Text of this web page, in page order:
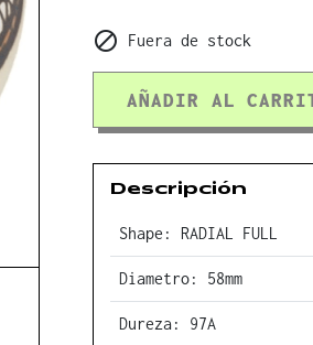
 Fuera de stock
AÑADIR AL
Descripción
Shape: RADIAL FULL
Diametro: 58mm
Dureza: 97A